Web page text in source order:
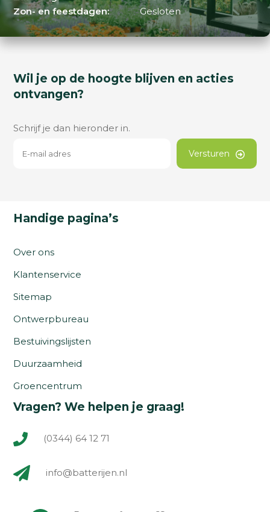
Zon- en feestdagen:
Gesloten
Wil je op de hoogte blijven en acties
ontvangen?
Schrijf je dan hieronder in.
Versturen
Handige pagina’s
Over ons
Klantenservice
Sitemap
Ontwerpbureau
Bestuivingslijsten
Duurzaamheid
Groencentrum
Vragen? We helpen je graag!
(0344) 64 12 71
info@batterijen.nl